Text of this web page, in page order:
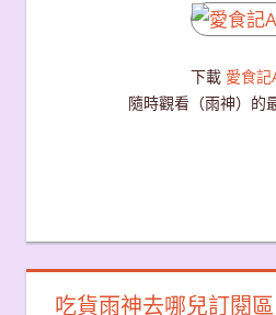
下載 愛食
隨時觀看（雨神）的
吃貨雨神去哪兒訂閱區